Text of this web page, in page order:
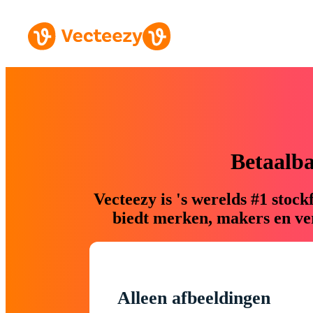
Vecteezy is 's werelds #1
biedt merken, makers en
Alleen afbeeldingen